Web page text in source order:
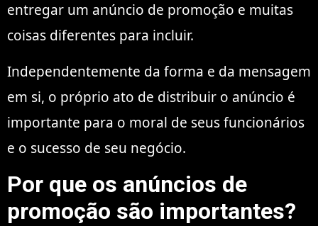
entregar um anúncio de promoção e muitas
coisas diferentes para incluir.
Independentemente da forma e da mensagem
em si, o próprio ato de distribuir o anúncio é
importante para o moral de seus funcionários
e o sucesso de seu negócio.
Por que os anúncios de
promoção são importantes?